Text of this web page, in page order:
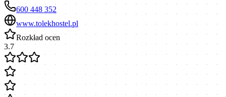
600 448 352
www.tolekhostel.pl
Rozkład ocen
3.7